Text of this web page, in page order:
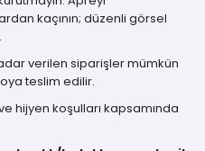
kaçının; düzenli görsel
verilen siparişler mümkün
teslim edilir.
hijyen koşulları kapsamında